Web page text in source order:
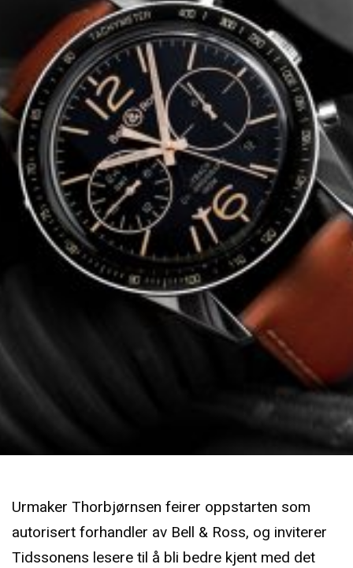
Urmaker Thorbjørnsen feirer oppstarten som
autorisert forhandler av Bell & Ross, og inviterer
Tidssonens lesere til å bli bedre kjent med det